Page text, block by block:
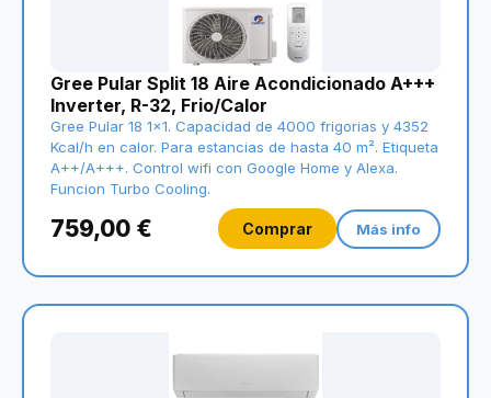
Gree Pular Split 18 Aire Acondicionado A+++
Inverter, R-32, Frio/Calor
Gree Pular 18 1x1. Capacidad de 4000 frigorias y 4352
Kcal/h en calor. Para estancias de hasta 40 m². Etiqueta
A++/A+++. Control wifi con Google Home y Alexa.
Funcion Turbo Cooling.
759,00 € Comprar Más info